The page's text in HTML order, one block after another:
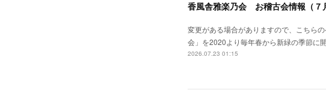
香風舎雅楽乃会 お稽古会情報（７
変更がある場合がありますので、こちら
会」を2020より毎年春から新緑の季節に
2026.07.23 01:15